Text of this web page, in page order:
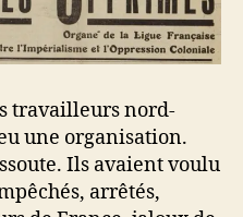
travailleurs nord-
une organisation.
Ils avaient voulu
arrêtés,